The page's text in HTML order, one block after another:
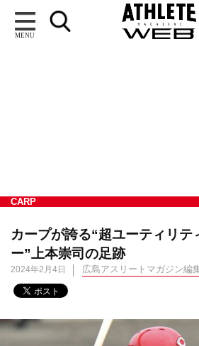
MENU
CARP
カープが誇る“超ユーティリテ
ー”上本崇司の足跡
2024年2月4日 広島アスリートマガジン編